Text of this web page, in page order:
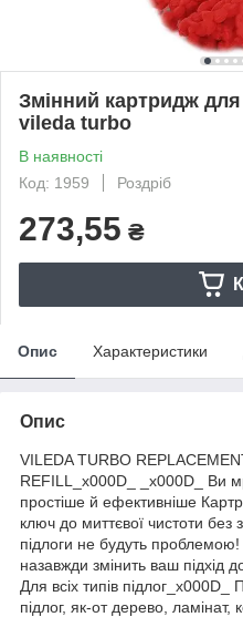
Змінний картридж
vileda turbo
В наявності
Код: 1959
Роздріб
273,55 ₴
Опис Характеристики
Опис
VILEDA TURBO
REFILL_x000D_ _x000D_ Ви
простіше й ефективніше
ключ до миттєвої чистоти без
підлоги не будуть
назавжди змінить ваш підхід
Для всіх типів підлог_x000D_
підлог, як-от дерево,